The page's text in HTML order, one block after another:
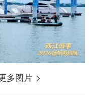
多图片